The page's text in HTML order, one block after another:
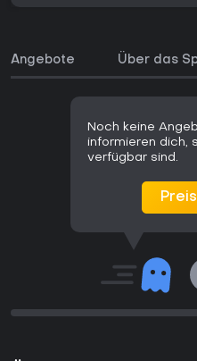
Angebote Über das
Noch keine
informieren dich,
verfügbar sind.